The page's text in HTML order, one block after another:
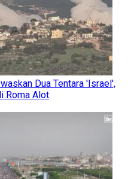
Dua Tentara 'Israel',
Roma Alot